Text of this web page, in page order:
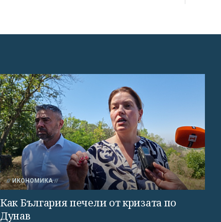
ИКОНОМИКА
Как България печели от кризата по
Дунав